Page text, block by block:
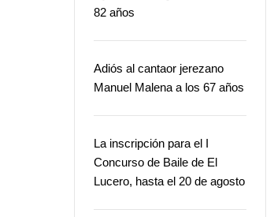
82 años
Adiós al cantaor jerezano
Manuel Malena a los 67 años
La inscripción para el I
Concurso de Baile de El
Lucero, hasta el 20 de agosto